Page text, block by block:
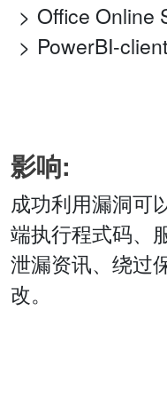
Office Online
PowerBI-
影响:
成功利用漏洞可
端执行程式码、
泄漏资讯、绕过
改。